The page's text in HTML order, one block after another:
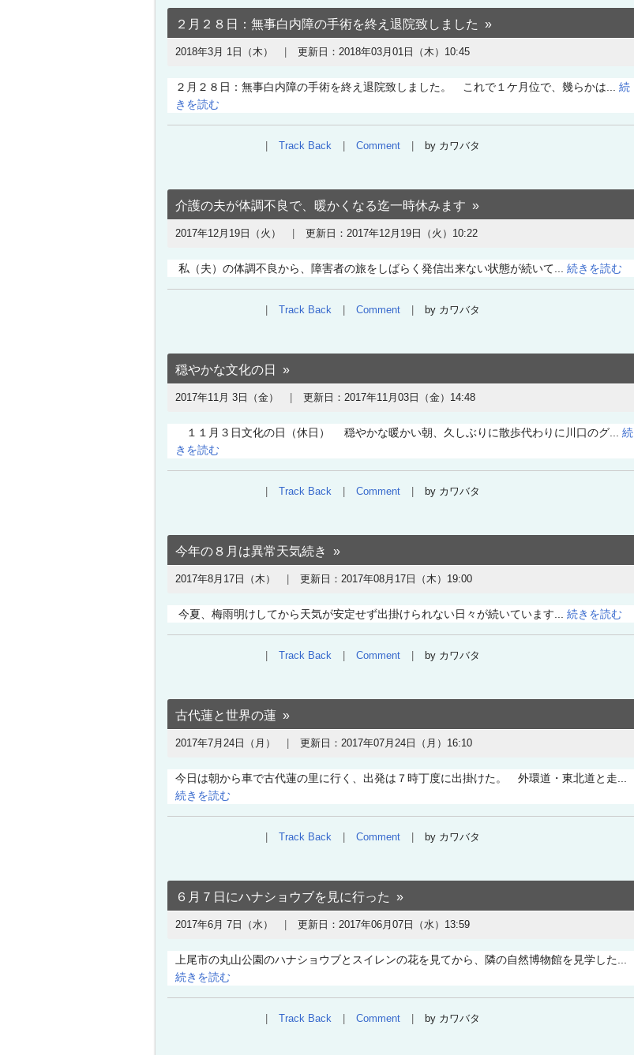
２月２８日：無事白内障の手術を終え退院致しました
2018年3月 1日（木） 更新日： 2018年03月01日（木）10:45
２月２８日：無事白内障の手術を終え退院致しました。 これで１ケ月位で、幾らかは... 続
きを読む
Track Back Comment by カワバタ
介護の夫が体調不良で、暖かくなる迄一時休みます
2017年12月19日（火） 更新日： 2017年12月19日（火）10:22
私（夫）の体調不良から、障害者の旅をしばらく発信出来ない状態が続いて... 続きを読む
Track Back Comment by カワバタ
穏やかな文化の日
2017年11月 3日（金） 更新日： 2017年11月03日（金）14:48
１１月３日文化の日（休日） 穏やかな暖かい朝、久しぶりに散歩代わりに川口のグ... 続
きを読む
Track Back Comment by カワバタ
今年の８月は異常天気続き
2017年8月17日（木） 更新日： 2017年08月17日（木）19:00
今夏、梅雨明けしてから天気が安定せず出掛けられない日々が続いています... 続きを読む
Track Back Comment by カワバタ
古代蓮と世界の蓮
2017年7月24日（月） 更新日： 2017年07月24日（月）16:10
今日は朝から車で古代蓮の里に行く、出発は７時丁度に出掛けた。 外環道・東北道と走...
続きを読む
Track Back Comment by カワバタ
６月７日にハナショウブを見に行った
2017年6月 7日（水） 更新日： 2017年06月07日（水）13:59
上尾市の丸山公園のハナショウブとスイレンの花を見てから、隣の自然博物館を見学した...
続きを読む
Track Back Comment by カワバタ